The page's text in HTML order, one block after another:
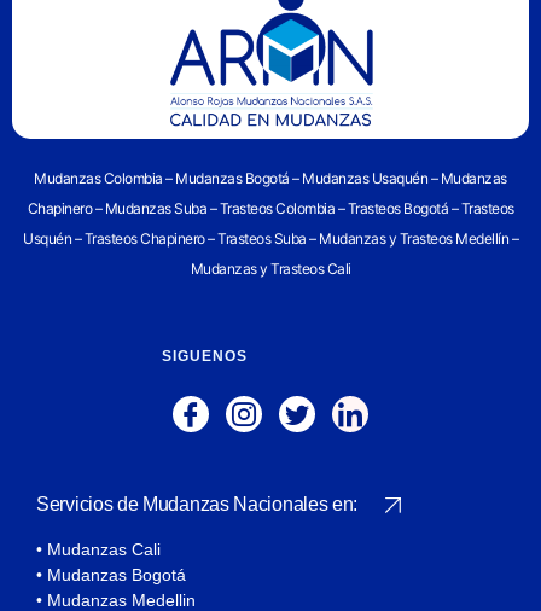
Mudanzas Colombia – Mudanzas Bogotá – Mudanzas Usaquén – Mudanzas
Chapinero – Mudanzas Suba – Trasteos Colombia – Trasteos Bogotá – Trasteos
Usquén – Trasteos Chapinero – Trasteos Suba – Mudanzas y Trasteos Medellín –
Mudanzas y Trasteos Cali
SIGUENOS
Servicios de Mudanzas Nacionales en:
• Mudanzas Cali
• Mudanzas Bogotá
• Mudanzas Medellin